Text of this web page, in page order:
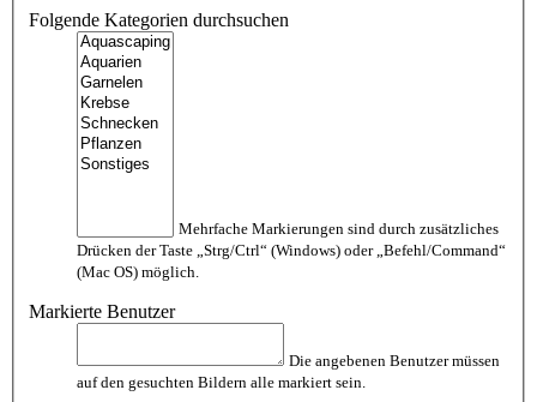
Folgende Kategorien durchsuchen
Mehrfache Markierungen sind durch zusätzliches
Drücken der Taste „Strg/Ctrl“ (Windows) oder „Befehl/Command“
(Mac OS) möglich.
Markierte Benutzer
Die angebenen Benutzer müssen
auf den gesuchten Bildern alle markiert sein.